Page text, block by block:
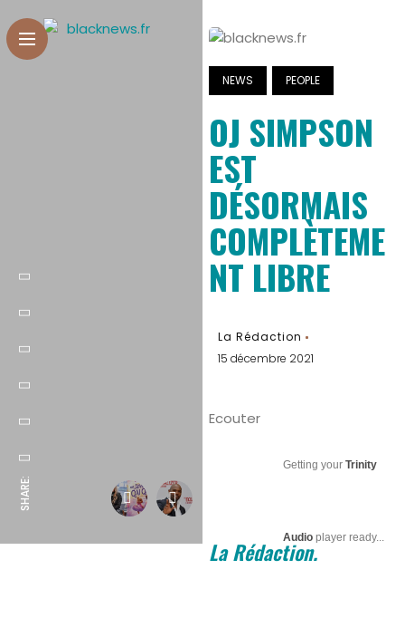
SHARE:
NEWS PEOPLE
OJ SIMPSON
EST
DÉSORMAIS
COMPLÈTEME
NT LIBRE
La Rédaction
15 décembre 2021
Ecouter
Getting your Trinity
Audioplayer ready...
La Rédaction.